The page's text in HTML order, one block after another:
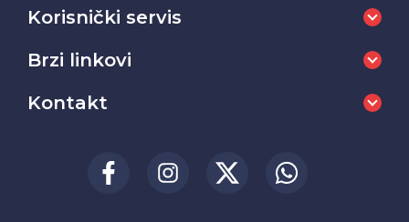
Korisnički servis
Brzi linkovi
Kontakt